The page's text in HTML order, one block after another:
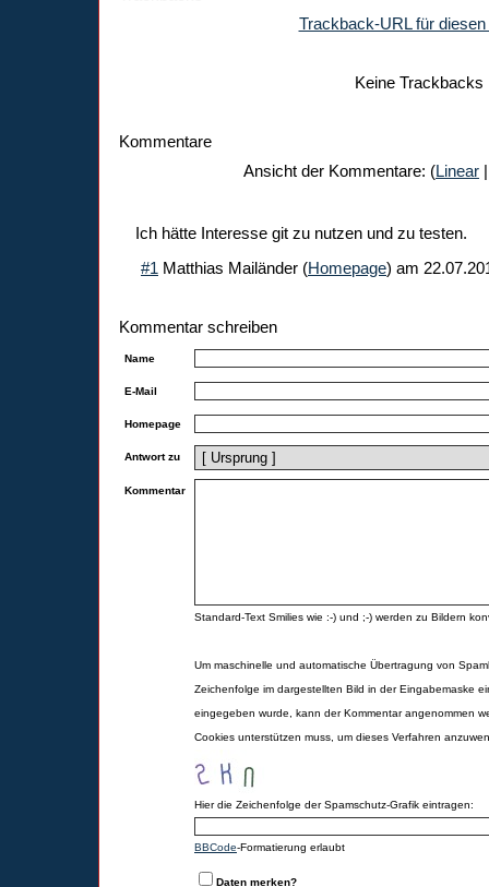
Trackback-URL für diesen
Keine Trackbacks
Kommentare
Ansicht der Kommentare: (Linear
Ich hätte Interesse git zu nutzen und zu testen.
#1 Matthias Mailänder (Homepage) am
Kommentar schreiben
Name
E-Mail
Homepage
Antwort zu
Kommentar
Standard-Text Smilies wie :-) und ;-) werden zu Bildern
Um maschinelle und automatische Übertragung von
Zeichenfolge im dargestellten Bild in der Eingabemaske
eingegeben wurde, kann der Kommentar angenommen
Cookies unterstützen muss, um dieses Verfahren
Hier die Zeichenfolge der Spamschutz-Grafik eintragen:
BBCode-Formatierung erlaubt
Daten merken?